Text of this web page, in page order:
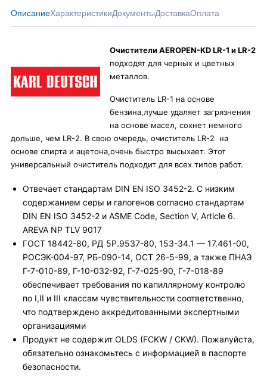
ОписаниеХарактеристикиДокументыДоставкаОплата
Очистители AEROPEN-KD LR-1 и LR-2
подходят для черных и цветных
металлов.
Очиститель LR-1 на основе
бензина,лучше удаляет загрязнения
на основе масел, сохнет немного
дольше, чем LR-2. В свою очередь, очиститель LR-2 на
основе спирта и ацетона,очень быстро высыхает. Этот
универсальный очиститель подходит для всех типов работ.
Отвечает стандартам DIN EN ISO 3452-2. С низким
содержанием серы и галогенов согласно стандартам
DIN EN ISO 3452-2 и ASME Code, Section V, Article 6.
AREVA NP TLV 9017
ГОСТ 18442-80, РД 5Р.9537-80, 153-34.1 — 17.461-00,
РОСЭК-004-97, РБ-090-14, ОСТ 26-5-99, а также ПНАЭ
Г-7-010-89, Г-10-032-92, Г-7-025-90, Г-7-018-89
обеспечивает требования по капиллярному контролю
по I,II и III классам чувствительности соответственно,
что подтверждено аккредитованными экспертными
организациями
Продукт не содержит OLDS (FCKW / CKW). Пожалуйста,
обязательно ознакомьтесь с информацией в паспорте
безопасности.